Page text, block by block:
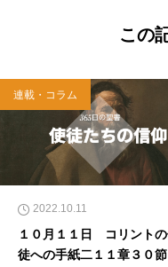
西洋
イヤ
『世
ONと
クに
房）</
この
連載・コラム
2022.10.11
１０月１１日 コリント
徒への手紙二１１章３０節